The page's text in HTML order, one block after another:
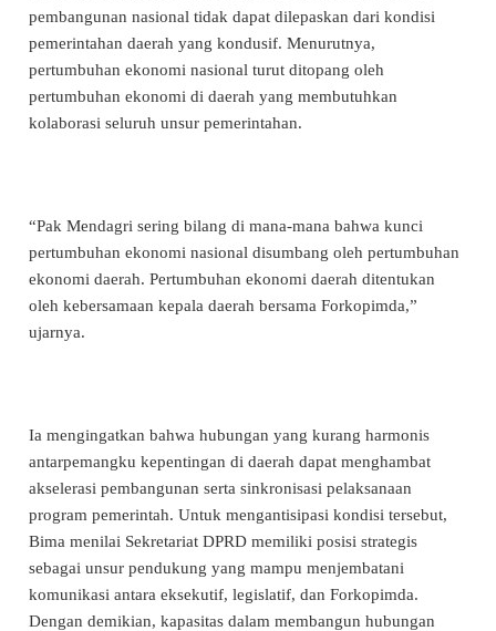
pembangunan nasional tidak dapat dilepaskan dari kondisi
pemerintahan daerah yang kondusif. Menurutnya,
pertumbuhan ekonomi nasional turut ditopang oleh
pertumbuhan ekonomi di daerah yang membutuhkan
kolaborasi seluruh unsur pemerintahan.
“Pak Mendagri sering bilang di mana-mana bahwa kunci
pertumbuhan ekonomi nasional disumbang oleh pertumbuhan
ekonomi daerah. Pertumbuhan ekonomi daerah ditentukan
oleh kebersamaan kepala daerah bersama Forkopimda,”
ujarnya.
Ia mengingatkan bahwa hubungan yang kurang harmonis
antarpemangku kepentingan di daerah dapat menghambat
akselerasi pembangunan serta sinkronisasi pelaksanaan
program pemerintah. Untuk mengantisipasi kondisi tersebut,
Bima menilai Sekretariat DPRD memiliki posisi strategis
sebagai unsur pendukung yang mampu menjembatani
komunikasi antara eksekutif, legislatif, dan Forkopimda.
Dengan demikian, kapasitas dalam membangun hubungan